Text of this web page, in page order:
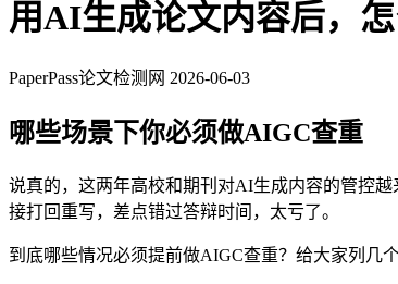
用AI生成论文内容后，
PaperPass论文检测网 2026-06-03
哪些场景下你必须做AIGC查重
说真的，这两年高校和期刊对AI生成内容的管控
接打回重写，差点错过答辩时间，太亏了。
到底哪些情况必须提前做AIGC查重？给大家列几